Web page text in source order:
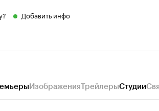
Добавить инфо
ИзображенияТрейлерыСтудии